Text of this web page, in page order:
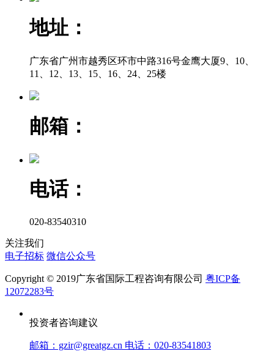
地址：
广东省广州市越秀区环市中路316号金鹰大厦9、10、
11、12、13、15、16、24、25楼
邮箱：
电话：
020-83540310
关注我们
电子招标 微信公众号
Copyright © 2019广东省国际工程咨询有限公司 粤ICP备
12072283号
投资者咨询建议
邮箱：gzir@greatgz.cn 电话：020-83541803